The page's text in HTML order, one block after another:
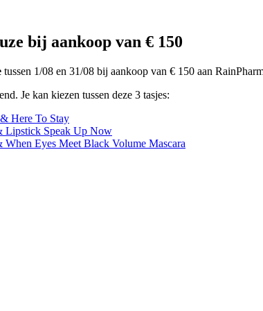
bij aankoop van € 150
tussen 1/08 en 31/08 bij aankoop van € 150 aan
Je kan kiezen tussen deze 3 tasjes:
Here To Stay
Lipstick Speak Up Now
When Eyes Meet Black Volume Mascara